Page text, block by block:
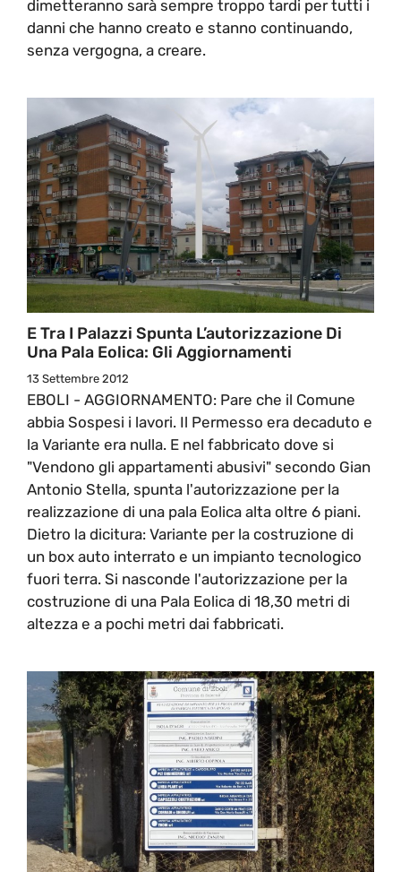
dimetteranno sarà sempre troppo tardi per tutti i
danni che hanno creato e stanno continuando,
senza vergogna, a creare.
E Tra I Palazzi Spunta L’autorizzazione Di
Una Pala Eolica: Gli Aggiornamenti
13 Settembre 2012
EBOLI - AGGIORNAMENTO: Pare che il Comune
abbia Sospesi i lavori. Il Permesso era decaduto e
la Variante era nulla. E nel fabbricato dove si
"Vendono gli appartamenti abusivi" secondo Gian
Antonio Stella, spunta l'autorizzazione per la
realizzazione di una pala Eolica alta oltre 6 piani.
Dietro la dicitura: Variante per la costruzione di
un box auto interrato e un impianto tecnologico
fuori terra. Si nasconde l'autorizzazione per la
costruzione di una Pala Eolica di 18,30 metri di
altezza e a pochi metri dai fabbricati.